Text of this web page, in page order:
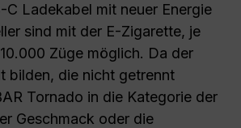
Ladekabel mit neuer Energie
sind mit der E-Zigarette, je
Züge möglich. Da der
bilden, die nicht getrennt
Tornado in die Kategorie der
Geschmack oder die